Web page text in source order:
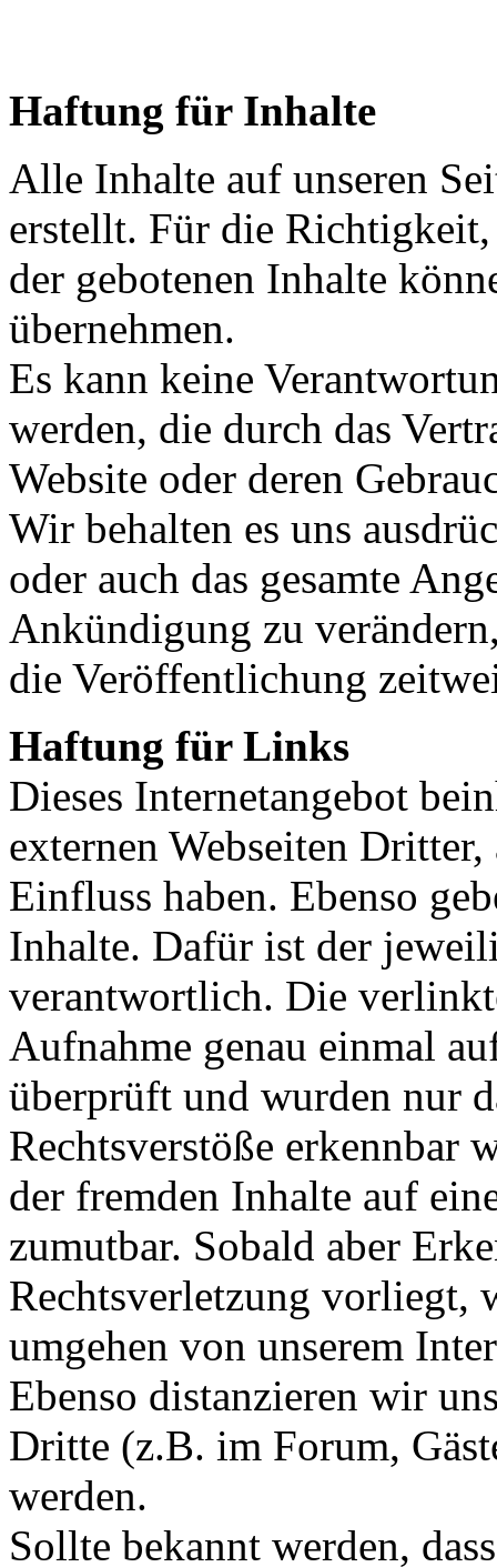
Haftung für Inhalte
Alle Inhalte auf unseren
erstellt. Für die
der gebotenen Inhalte
übernehmen.
Es kann keine
werden, die durch das
Website oder deren
Wir behalten es uns
oder auch das gesamte
Ankündigung zu
die Veröffentlichung
Haftung für Links
Dieses Internetangebot
externen Webseiten
Einfluss haben. Ebenso
Inhalte. Dafür ist der
verantwortlich. Die
Aufnahme genau einmal
überprüft und wurden nur
Rechtsverstöße erkennbar
der fremden Inhalte auf
zumutbar. Sobald aber
Rechtsverletzung vorliegt,
umgehen von unserem
Ebenso distanzieren wir
Dritte (z.B. im Forum,
werden.
Sollte bekannt werden,